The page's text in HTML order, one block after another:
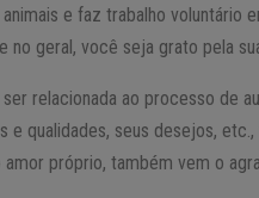
e faz trabalho voluntário
no geral, você seja grato pela
relacionada ao processo de
e qualidades, seus desejos,
próprio, também vem o